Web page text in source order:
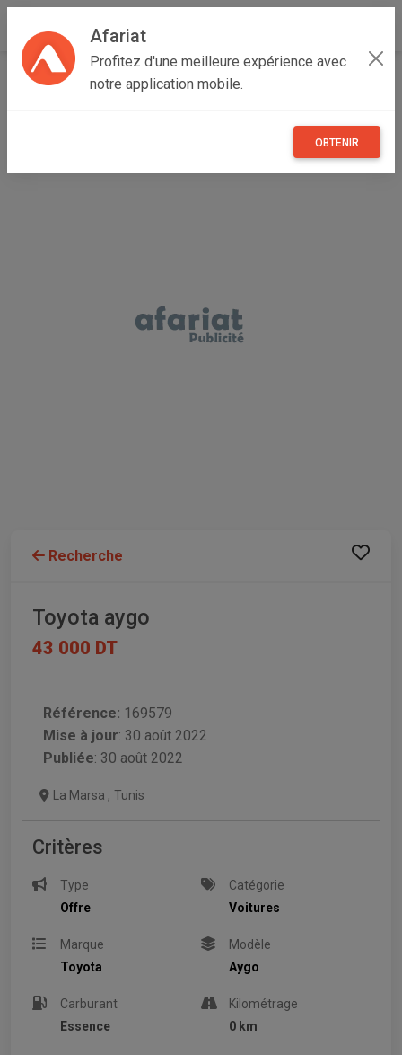
Afariat
Profitez d'une meilleure expérience avec
notre application mobile.
OBTENIR
Accueil Véhicules Grand Tunis
Recherche
Toyota aygo
43 000 DT
Référence: 169579
Mise à jour: 30 août 2022
Publiée: 30 août 2022
La Marsa , Tunis
Critères
Type
Offre
Catégorie
Voitures
Marque
Toyota
Modèle
Aygo
Carburant
Essence
Kilométrage
0 km